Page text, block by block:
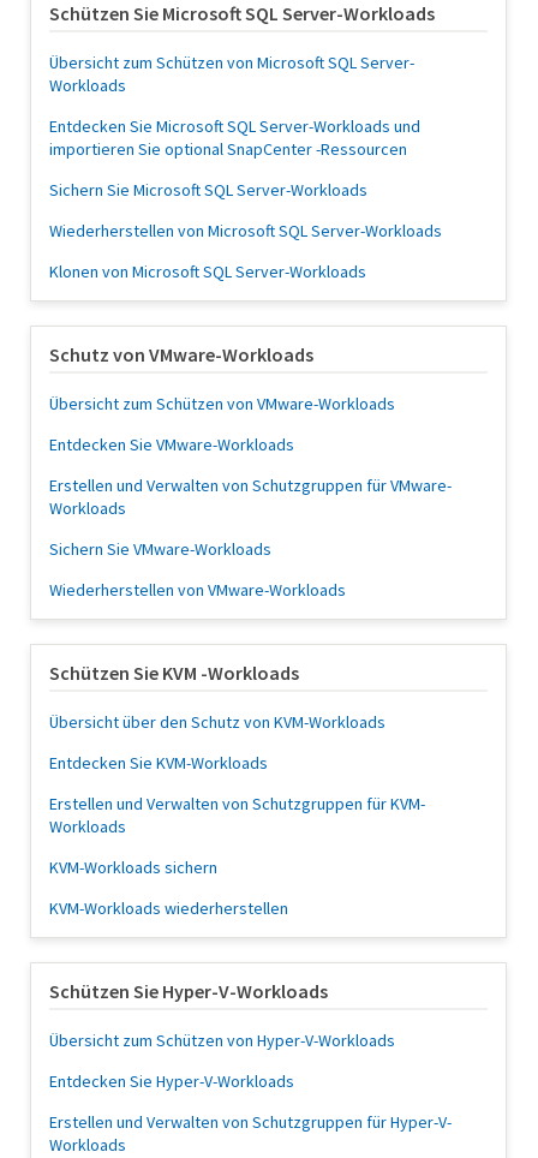
Schützen Sie Microsoft SQL Server-Workloads
Übersicht zum Schützen von Microsoft SQL Server-
Workloads
Entdecken Sie Microsoft SQL Server-Workloads und
importieren Sie optional SnapCenter -Ressourcen
Sichern Sie Microsoft SQL Server-Workloads
Wiederherstellen von Microsoft SQL Server-Workloads
Klonen von Microsoft SQL Server-Workloads
Schutz von VMware-Workloads
Übersicht zum Schützen von VMware-Workloads
Entdecken Sie VMware-Workloads
Erstellen und Verwalten von Schutzgruppen für VMware-
Workloads
Sichern Sie VMware-Workloads
Wiederherstellen von VMware-Workloads
Schützen Sie KVM -Workloads
Übersicht über den Schutz von KVM-Workloads
Entdecken Sie KVM-Workloads
Erstellen und Verwalten von Schutzgruppen für KVM-
Workloads
KVM-Workloads sichern
KVM-Workloads wiederherstellen
Schützen Sie Hyper-V-Workloads
Übersicht zum Schützen von Hyper-V-Workloads
Entdecken Sie Hyper-V-Workloads
Erstellen und Verwalten von Schutzgruppen für Hyper-V-
Workloads